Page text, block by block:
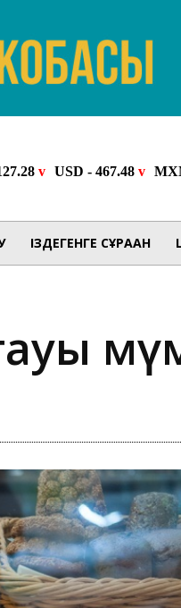
ІЗДЕГЕНГЕ СҰРАҒАН